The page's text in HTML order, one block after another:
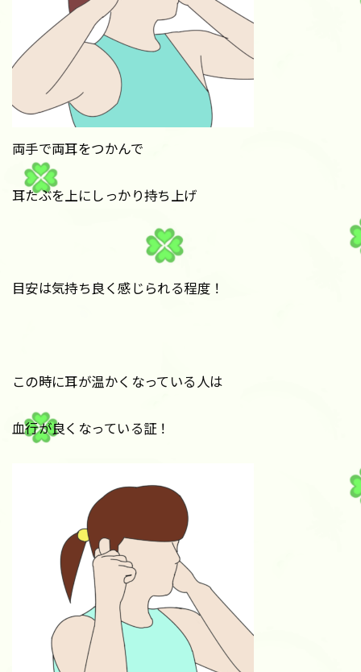
両手で両耳をつかんで
耳たぶを上にしっかり持ち上げ
目安は気持ち良く感じられる程度！
この時に耳が温かくなっている人は
血行が良くなっている証！